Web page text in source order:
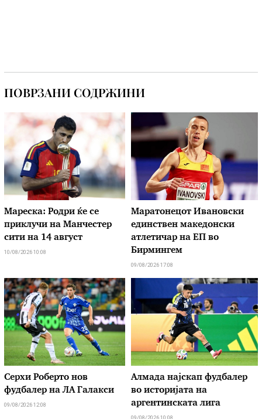
ПОВРЗАНИ СОДРЖИНИ
Мареска: Родри ќе се
приклучи на Манчестер
сити на 14 август
10/08/2026 10:08
Маратонецот Ивановски
единствен македонски
атлетичар на ЕП во
Бирмингем
09/08/2026 17:08
Серхи Роберто нов
фудбалер на ЛА Галакси
09/08/2026 12:08
Алмада најскап фудбалер
во историјата на
аргентинската лига
09/08/2026 10:08